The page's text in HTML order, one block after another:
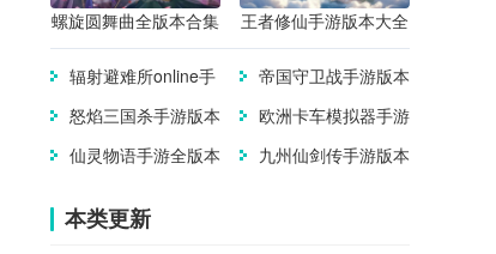
螺旋圆舞曲全版本合集 王者修仙手游版本大全
辐射避难所online手
帝国守卫战手游版本
怒焰三国杀手游版本
欧洲卡车模拟器手游
仙灵物语手游全版本
九州仙剑传手游版本
本类更新